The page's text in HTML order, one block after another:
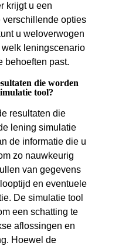
krijgt u een
opties
u weloverwogen
leningscenario
behoeften past.
die worden
tool?
resultaten die
lening simulatie
de informatie die u
zo nauwkeurig
van gegevens
en eventuele
De simulatie tool
een schatting te
aflossingen en
Hoewel de